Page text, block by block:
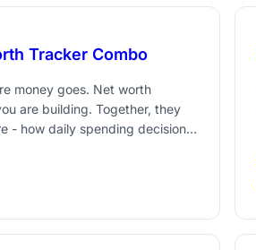
Tracker Combo
money goes. Net worth
are building. Together, they
- how daily spending decisions